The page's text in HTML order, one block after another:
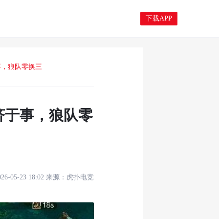
下载APP
狼队零换三
事，狼队零
05-23 18:02 来源： 虎扑电竞